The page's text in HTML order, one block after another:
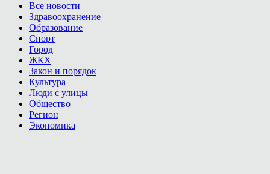
Все новости
Здравоохранение
Образование
Спорт
Город
ЖКХ
Закон и порядок
Культура
Люди с улицы
Общество
Регион
Экономика